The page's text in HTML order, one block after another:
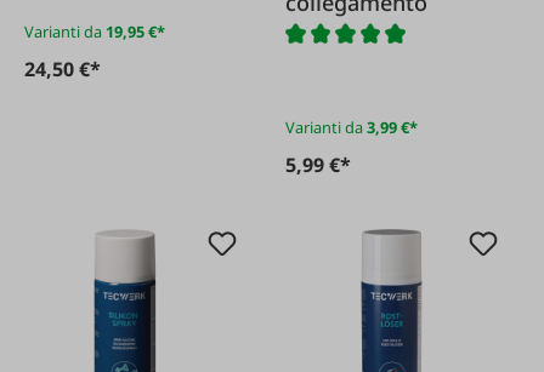
Varianti da 19,95 €*
24,50 €*
Varianti da3,99 €*
5,99 €*